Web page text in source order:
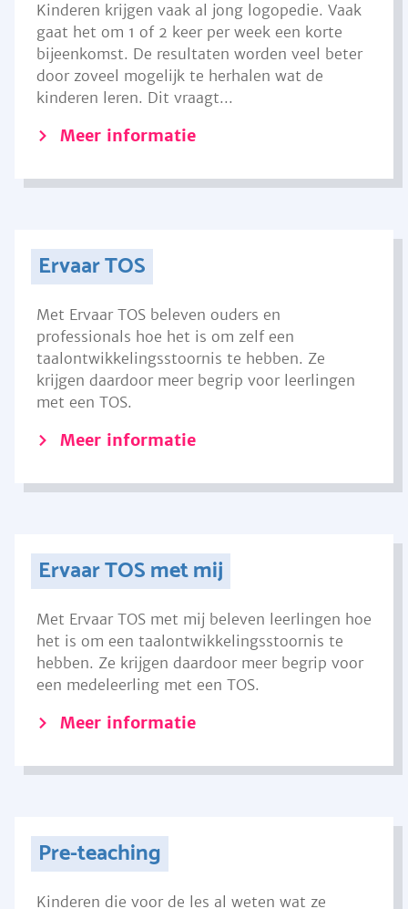
Kinderen krijgen vaak al jong logopedie. Vaak
gaat het om 1 of 2 keer per week een korte
bijeenkomst. De resultaten worden veel beter
door zoveel mogelijk te herhalen wat de
kinderen leren. Dit vraagt...
Meer informatie
Ervaar TOS
Met Ervaar TOS beleven ouders en
professionals hoe het is om zelf een
taalontwikkelingsstoornis te hebben. Ze
krijgen daardoor meer begrip voor leerlingen
met een TOS.
Meer informatie
Ervaar TOS met mij
Met Ervaar TOS met mij beleven leerlingen hoe
het is om een taalontwikkelingsstoornis te
hebben. Ze krijgen daardoor meer begrip voor
een medeleerling met een TOS.
Meer informatie
Pre-teaching
Kinderen die voor de les al weten wat ze